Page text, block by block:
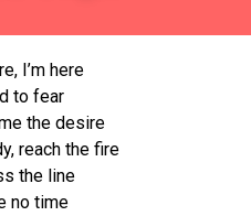
I’m here
to fear
the desire
reach the fire
the line
no time